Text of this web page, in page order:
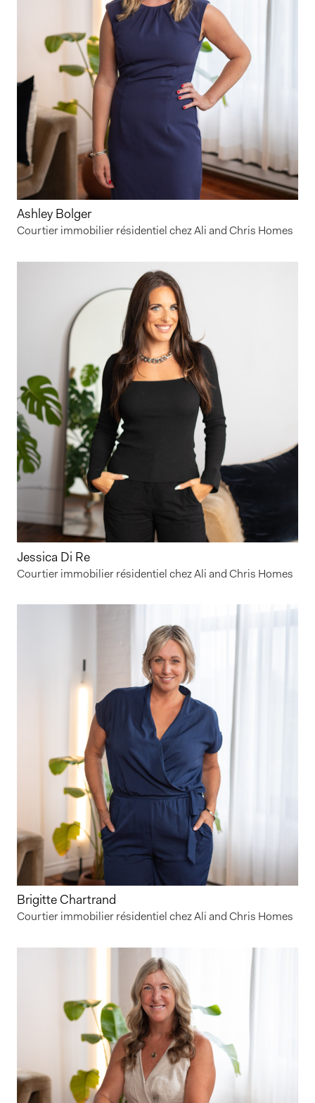
Ashley Bolger
Courtier immobilier résidentiel chez Ali and Chris Homes
Jessica Di Re
Courtier immobilier résidentiel chez Ali and Chris Homes
Brigitte Chartrand
Courtier immobilier résidentiel chez Ali and Chris Homes